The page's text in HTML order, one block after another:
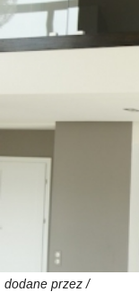
dodane przez /